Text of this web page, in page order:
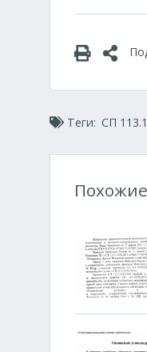
Теги: СП